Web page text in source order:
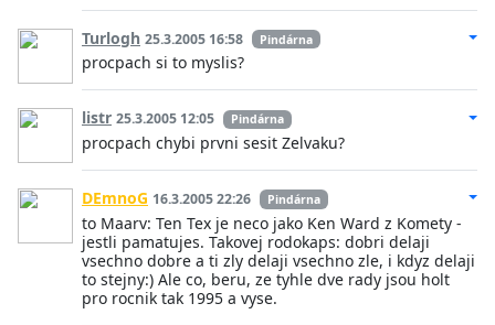
Turlogh 25.3.2005 16:58 Pindárna
procpach si to myslis?
listr 25.3.2005 12:05 Pindárna
procpach chybi prvni sesit Zelvaku?
DEmnoG 16.3.2005 22:26 Pindárna
to Maarv: Ten Tex je neco jako Ken Ward z Komety -
jestli pamatujes. Takovej rodokaps: dobri delaji
vsechno dobre a ti zly delaji vsechno zle, i kdyz delaji
to stejny:) Ale co, beru, ze tyhle dve rady jsou holt
pro rocnik tak 1995 a vyse.